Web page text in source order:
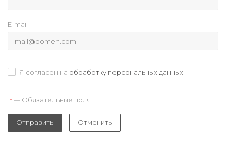
E-mail
Я согласен на обработку персональных данных
* — Обязательные поля
Отправить Отменить